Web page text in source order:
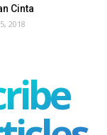
Cinta
2018